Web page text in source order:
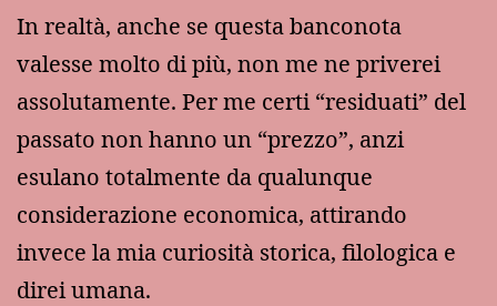
In realtà, anche se questa banconota
valesse molto di più, non me ne priverei
assolutamente. Per me certi “residuati” del
passato non hanno un “prezzo”, anzi
esulano totalmente da qualunque
considerazione economica, attirando
invece la mia curiosità storica, filologica e
direi umana.